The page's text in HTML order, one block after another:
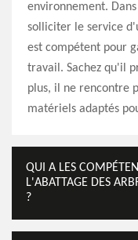
environnement.
solliciter le service
est compétent pour
travail. Sachez qu'il
plus, il ne rencontre
matériels adaptés
QUI A LES
L'ABATTAGE DES
?